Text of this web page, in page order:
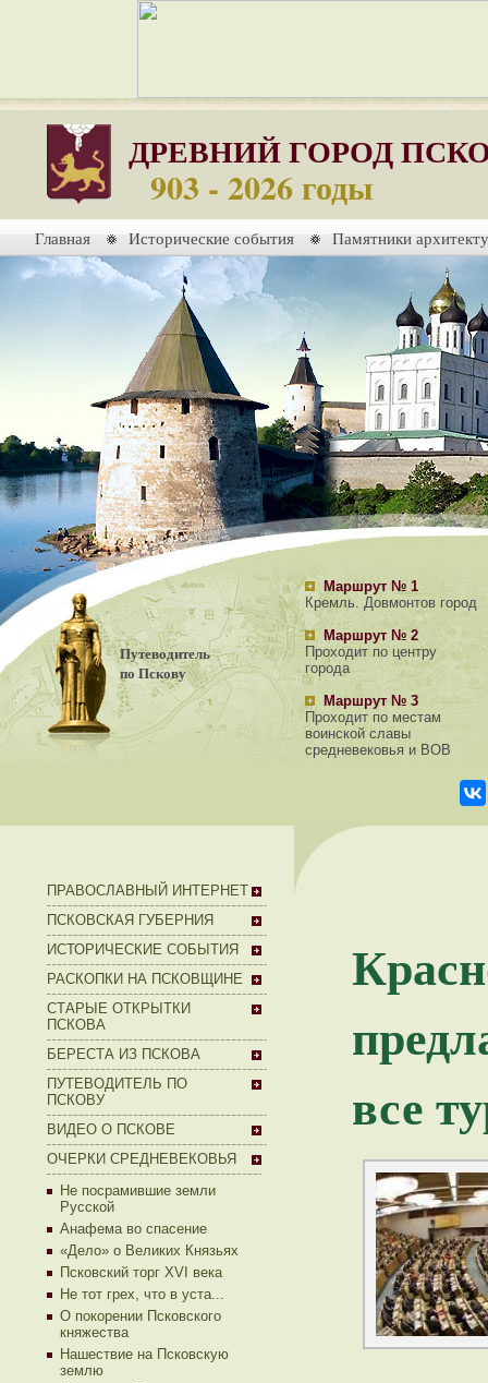
ДРЕВНИЙ ГОРОД
903 - 2026 годы
Главная Исторические события Памятники
Путеводитель
по Пскову
Маршрут № 1
Кремль. Довмонтов город
Маршрут № 2
Проходит по центру
города
Маршрут № 3
Проходит по местам
воинской славы
средневековья и ВОВ
ПРАВОСЛАВНЫЙ ИНТЕРНЕТ
ПСКОВСКАЯ ГУБЕРНИЯ
ИСТОРИЧЕСКИЕ СОБЫТИЯ
РАСКОПКИ НА ПСКОВЩИНЕ
СТАРЫЕ ОТКРЫТКИ
ПСКОВА
БЕРЕСТА ИЗ ПСКОВА
ПУТЕВОДИТЕЛЬ ПО
ПСКОВУ
ВИДЕО О ПСКОВЕ
ОЧЕРКИ СРЕДНЕВЕКОВЬЯ
Не посрамившие земли
Русской
Анафема во спасение
«Дело» о Великих Князьях
Псковский торг XVI века
Не тот грех, что в уста...
О покорении Псковского
княжества
Нашествие на Псковскую
землю
все